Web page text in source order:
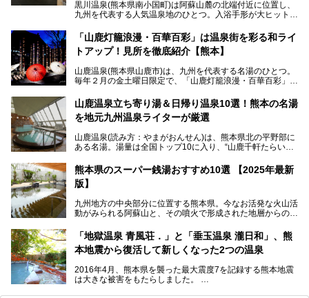
黒川温泉(熊本県南小国町)は阿蘇山麓の北端付近に位置し、
九州を代表する人気温泉地のひとつ。入浴手形が大ヒット
す。
中でも「耕きち(こうきち)の湯」は露天風呂を持たないもの
り一度廃業しましたが、2024年10月に営業再開。数多くの
温泉ファンに注目される名湯です。
今回は再開した耕きちの湯を訪問し、全浴室(男女別大浴
「山鹿灯籠浪漫・百華百彩」は温泉街を彩る和ライ
トアップ！見所を徹底紹介【熊本】
山鹿温泉(熊本県山鹿市)は、九州を代表する名湯のひとつ。
毎年２月の金土曜日限定で、「山鹿灯籠浪漫・百華百彩」
ます。和傘や竹、ろうそくなどを用いて、和情緒たっぷりの
ライトアップが無料で楽しめます。
日、の合計8日間開催。今回は地元九州在住の筆者が、その
見所を徹底紹介。併せて、その他イベントや立ち寄り湯も併
山鹿温泉立ち寄り湯＆日帰り温泉10選！熊本の名湯
を地元九州温泉ライターが厳選
山鹿温泉(読み方：やまがおんせん)は、熊本県北の平野部に
ある名湯。湯量は全国トップ10に入り、“山鹿千軒たらいな
泉質であり、お湯の良さにも定評があります。
今回は地元九州の温泉ライターの私が実際に入浴した中か
設・家族風呂の3パターンに分類し、合計10施設を厳選して
ご紹介。ぜひ、湯めぐりの参考にして下さいね！
熊本県のスーパー銭湯おすすめ10選 【2025年最新
版】
九州地方の中央部分に位置する熊本県。今なお活発な火山活
動がみられる阿蘇山と、その噴火で形成された地層からの湧
す。
そんな熊本県は、県内の至るところから温泉が湧いている温
泉県でもあります。山鹿温泉、玉名温泉、黒川温泉、人吉温
出すスーパー銭湯が豊富です。なかでも注目のスーパー銭湯
をピックアップしました。
「地獄温泉 青風荘．」と「垂玉温泉 瀧日和」、熊
本地震から復活して新しくなった2つの温泉
2016年4月、熊本県を襲った最大震度7を記録する熊本地震
は大きな被害をもたらしました。